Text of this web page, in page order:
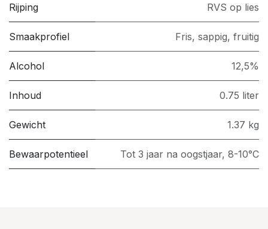
Rijping RVS op lies
Smaakprofiel Fris, sappig, fruitig
Alcohol 12,5%
Inhoud 0.75 liter
Gewicht 1.37 kg
Bewaarpotentieel Tot 3 jaar na oogstjaar, 8-10°C